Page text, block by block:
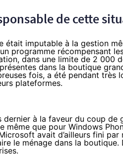
de cette
était imputable à la gestion
programme récompensant
dans une limite de 2 000
dans la boutique
fois, a été pendant très
plateformes.
dernier à la faveur du coup de
même que pour Windows
avait d’ailleurs fini
le ménage dans la boutique.